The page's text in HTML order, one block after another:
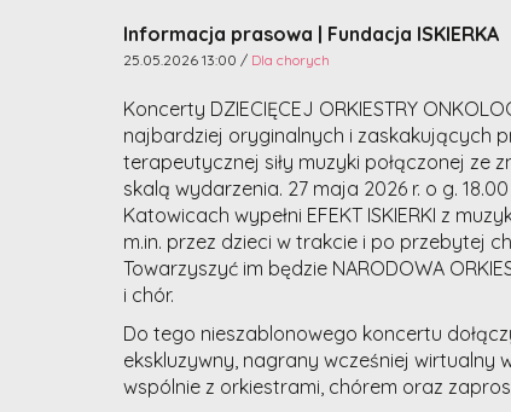
Informacja prasowa | Fundacja ISKIERKA
25.05.2026 13:00 / Dla chorych
Koncerty DZIECIĘCEJ ORKIESTRY
najbardziej oryginalnych i zaskakujących
terapeutycznej siły muzyki połączonej ze
skalą wydarzenia. 27 maja 2026 r. o g.
Katowicach wypełni EFEKT ISKIERKI z
m.in. przez dzieci w trakcie i po przebytej
Towarzyszyć im będzie NARODOWA
i chór.
Do tego nieszablonowego koncertu
ekskluzywny, nagrany wcześniej wirtualny
wspólnie z orkiestrami, chórem oraz